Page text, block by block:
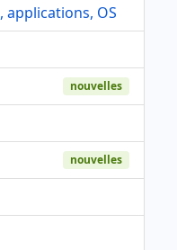
OS
nouvelles
nouvelles